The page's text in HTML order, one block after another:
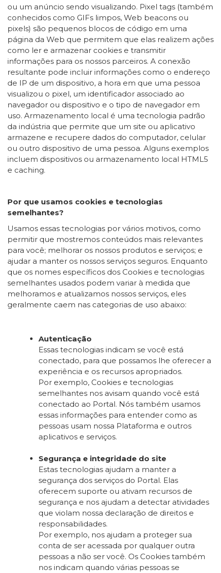
ou um anúncio sendo visualizando. Pixel tags (também
conhecidos como GIFs limpos, Web beacons ou
pixels) são pequenos blocos de código em uma
página da Web que permitem que elas realizem ações
como ler e armazenar cookies e transmitir
informações para os nossos parceiros. A conexão
resultante pode incluir informações como o endereço
de IP de um dispositivo, a hora em que uma pessoa
visualizou o pixel, um identificador associado ao
navegador ou dispositivo e o tipo de navegador em
uso. Armazenamento local é uma tecnologia padrão
da indústria que permite que um site ou aplicativo
armazene e recupere dados do computador, celular
ou outro dispositivo de uma pessoa. Alguns exemplos
incluem dispositivos ou armazenamento local HTML5
e caching.
Por que usamos cookies e tecnologias
semelhantes?
Usamos essas tecnologias por vários motivos, como
permitir que mostremos conteúdos mais relevantes
para você; melhorar os nossos produtos e serviços; e
ajudar a manter os nossos serviços seguros. Enquanto
que os nomes específicos dos Cookies e tecnologias
semelhantes usados podem variar à medida que
melhoramos e atualizamos nossos serviços, eles
geralmente caem nas categorias de uso abaixo:
Autenticação
Essas tecnologias indicam se você está
conectado, para que possamos lhe oferecer a
experiência e os recursos apropriados.
Por exemplo, Cookies e tecnologias
semelhantes nos avisam quando você está
conectado ao Portal. Nós também usamos
essas informações para entender como as
pessoas usam nossa Plataforma e outros
aplicativos e serviços.
Segurança e integridade do site
Estas tecnologias ajudam a manter a
segurança dos serviços do Portal. Elas
oferecem suporte ou ativam recursos de
segurança e nos ajudam a detectar atividades
que violam nossa declaração de direitos e
responsabilidades.
Por exemplo, nos ajudam a proteger sua
conta de ser acessada por qualquer outra
pessoas a não ser você. Os Cookies também
nos indicam quando várias pessoas se